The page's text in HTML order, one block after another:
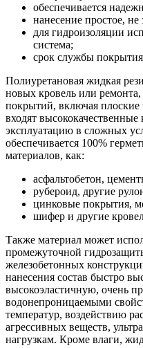
обеспечивается
нанесение простое,
для гидроизоляции
система;
срок службы
Полиуретановая жидкая
новых кровель или
покрытий, включая плоские
входят
эксплуатацию в сложных
обеспечивается 100%
материалов, как:
асфальтобетон,
рубероид, другие
цинковые покрытия,
шифер и другие
Также материал может
промежуточной
железобетонных
нанесения состав быстро
высокоэластичную, очень
водонепроницаемыми
температур, воздействию
агрессивных веществ,
нагрузкам. Кроме влаги,